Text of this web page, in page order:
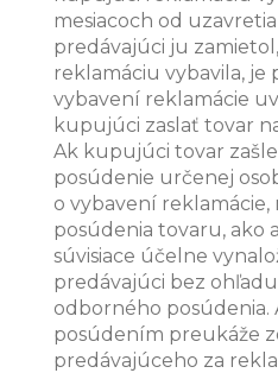
mesiacoch od
predávajúci ju
reklamáciu vybavila, je
vybavení reklamácie
kupujúci zaslať tovar
Ak kupujúci tovar
posúdenie určenej
o vybavení
posúdenia tovaru, ako
súvisiace účelne
predávajúci bez
odborného
posúdením preukáže
predávajúceho za